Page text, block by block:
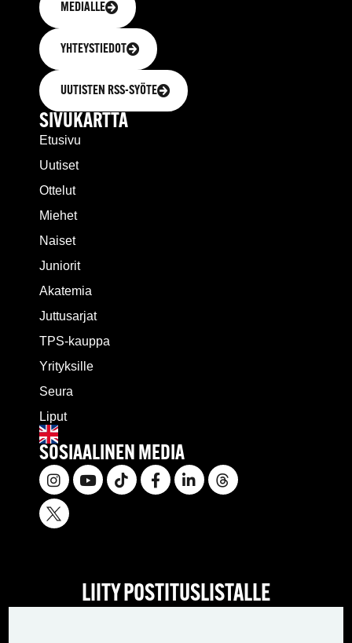
MEDIALLE
YHTEYSTIEDOT
UUTISTEN RSS-SYÖTE
SIVUKARTTA
Etusivu
Uutiset
Ottelut
Miehet
Naiset
Juniorit
Akatemia
Juttusarjat
TPS-kauppa
Yrityksille
Seura
Liput
SOSIAALINEN MEDIA
LIITY POSTITUSLISTALLE